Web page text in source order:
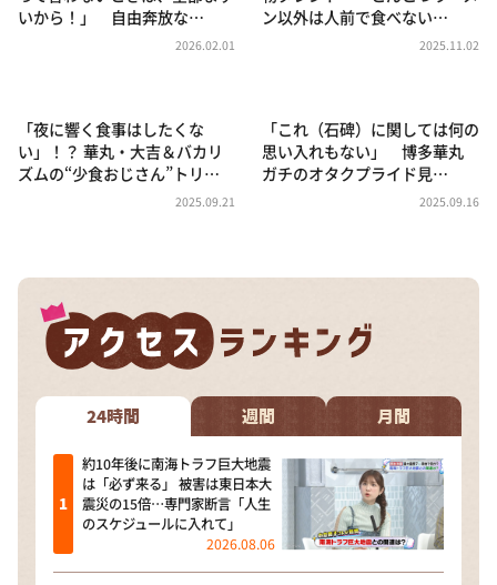
これ余談なんですけど・・・
～人生密着トークバラエティ！～ やすとものいたっ
news おかえり
河合＆A.B.C-Z塚田×福井アナ「なんでやねん！？」
（news おかえり）
教えて！ニュースライブ 正義のミカタ
ＬＩＦＥ～夢のカタチ～
新婚さんいらっしゃい！
ポツンと一軒家
ザキ山小屋本館
ぺこぱのまるスポ
いから！」 自由奔放な…
2026.02.01
ン以外は人前で食べない…
2025.11.02
「夜に響く食事はしたくな
い」！？ 華丸・大吉＆バカリ
ズムの“少食おじさん”トリ…
2025.09.21
「これ（石碑）に関しては何の
思い入れもない」 博多華丸
ガチのオタクプライド見…
2025.09.16
24時間 週間 月間
約10年後に南海トラフ巨大地震
は「必ず来る」 被害は東日本大
震災の15倍…専門家断言「人生
のスケジュールに入れて」
2026.08.06